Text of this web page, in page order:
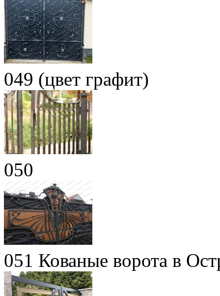
049 (цвет графит)
050
051 Кованые ворота в